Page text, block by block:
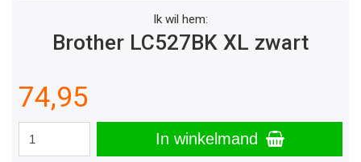
Ik wil hem:
Brother LC527BK XL zwart
74,95
In winkelmand